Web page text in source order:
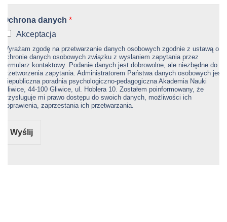
Ochrona danych*
Akceptacja
Wyrażam zgodę na przetwarzanie danych osobowych zgodnie z ustawą o
ochronie danych osobowych związku z wysłaniem zapytania przez
formularz kontaktowy. Podanie danych jest dobrowolne, ale niezbędne do
przetworzenia zapytania. Administratorem Państwa danych osobowych jest
Niepubliczna poradnia psychologiczno-pedagogiczna Akademia Nauki
Gliwice, 44-100 Gliwice, ul. Hoblera 10. Zostałem poinformowany, że
przysługuje mi prawo dostępu do swoich danych, możliwości ich
poprawienia, zaprzestania ich przetwarzania.
Wyślij